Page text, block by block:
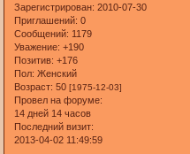
Зарегистрирован: 2010-07-30
Приглашений: 0
Сообщений: 1179
Уважение: +190
Позитив: +176
Пол: Женский
Возраст: 50[1975-12-03]
Провел на форуме:
14 дней 14 часов
Последний визит:
2013-04-02 11:49:59